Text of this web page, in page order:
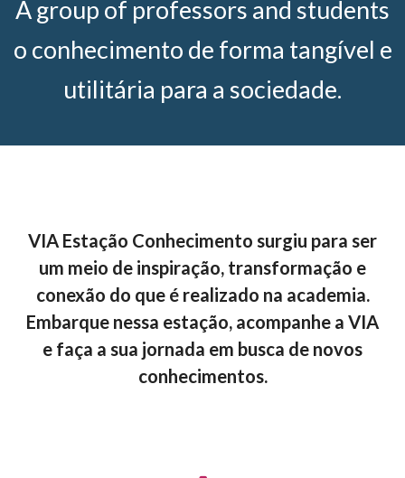
A group of professors and students
o conhecimento de forma tangível e
utilitária para a sociedade.
VIA Estação Conhecimento surgiu para ser
um meio de inspiração, transformação e
conexão do que é realizado na academia.
Embarque nessa estação, acompanhe a VIA
e faça a sua jornada em busca de novos
conhecimentos.